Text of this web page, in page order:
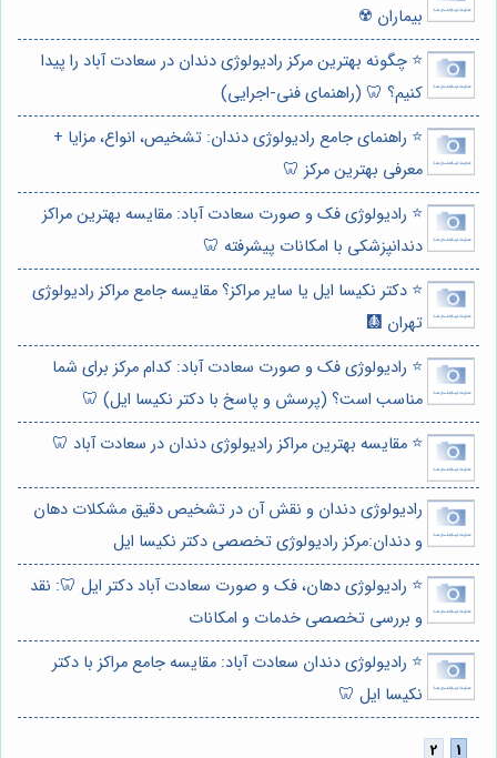
بیماران ☢️
⭐️ چگونه بهترین مرکز رادیولوژی دندان در سعادت آباد را پیدا
کنیم؟ 🦷 (راهنمای فنی-اجرایی)
⭐️ راهنمای جامع رادیولوژی دندان: تشخیص، انواع، مزایا +
معرفی بهترین مرکز 🦷
⭐️ رادیولوژی فک و صورت سعادت آباد: مقایسه بهترین مراکز
دندانپزشکی با امکانات پیشرفته 🦷
⭐️ دکتر نکیسا ایل یا سایر مراکز؟ مقایسه جامع مراکز رادیولوژی
تهران 🩻
⭐️ رادیولوژی فک و صورت سعادت آباد: کدام مرکز برای شما
مناسب است؟ (پرسش و پاسخ با دکتر نکیسا ایل) 🦷
⭐️ مقایسه بهترین مراکز رادیولوژی دندان در سعادت آباد 🦷
رادیولوژی دندان و نقش آن در تشخیص دقیق مشکلات دهان
و دندان:مرکز رادیولوژی تخصصی دکتر نکیسا ایل
⭐️ رادیولوژی دهان، فک و صورت سعادت آباد دکتر ایل 🦷: نقد
و بررسی تخصصی خدمات و امکانات
⭐️ رادیولوژی دندان سعادت آباد: مقایسه جامع مراکز با دکتر
نکیسا ایل 🦷